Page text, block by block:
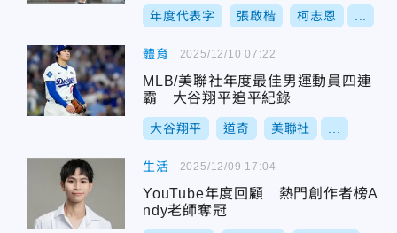
年度代表字 張啟楷 柯志恩
體育
MLB/美聯社年度最佳男運動員四連
霸 大谷翔平追平紀錄
大谷翔平 道奇 美聯社
2025/12/10 07:22
生活
YouTube年度回顧 熱門創作者榜A
ndy老師奪冠
2025/12/09 17:04